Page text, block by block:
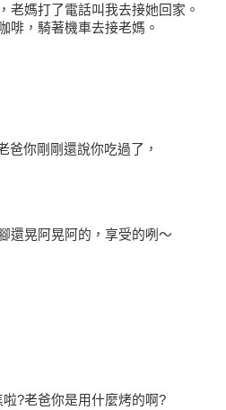
老媽打了電話叫我去接她回家。
啡，騎著機車去接老媽。
爸你剛剛還說你吃過了，
還晃阿晃阿的，享受的咧～
?老爸你是用什麼烤的啊?